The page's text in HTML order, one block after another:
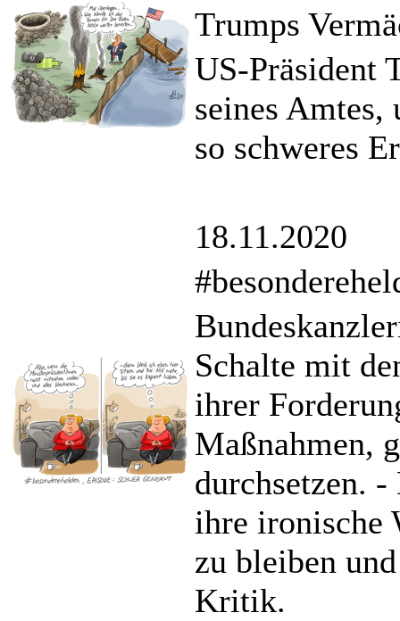
Trumps
US-Präsident
seines
so schweres
18.11.2020
Schalte mit
ihrer
Maßnahmen,
durchsetzen.
ihre ironische
zu bleiben
Kritik.